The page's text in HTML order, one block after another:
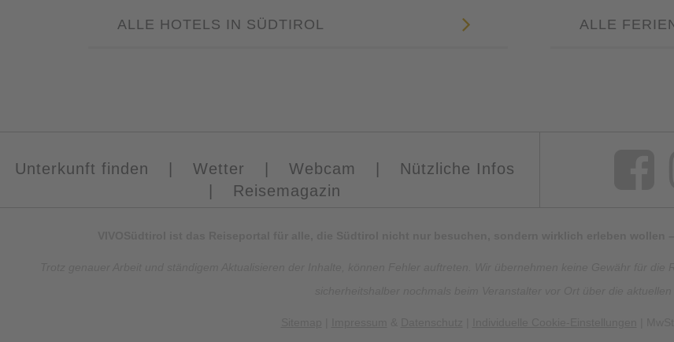
ALLE HOTELS IN SÜDTIROL ALLE
Unterkunft finden Wetter Webcam
Nützliche Infos
Reisemagazin